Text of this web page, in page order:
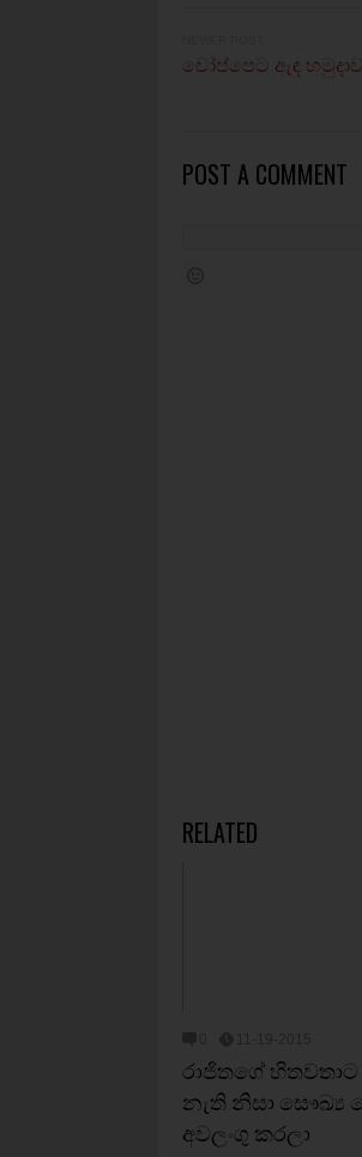
චෝප්පෙට ඇඳ
POST A COMMENT
RELATED
රාජිතගේ
නැති නිසා සෞඛ්‍ය
අවලංගු කරලා